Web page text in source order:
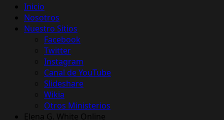
Menú
principal
Inicio
Nosotros
Nuestro Sitios
Facebook
Twitter
Instagram
Canal de YouTube
Slideshare
Wikia
Otros Ministerios
Elena G. White Online